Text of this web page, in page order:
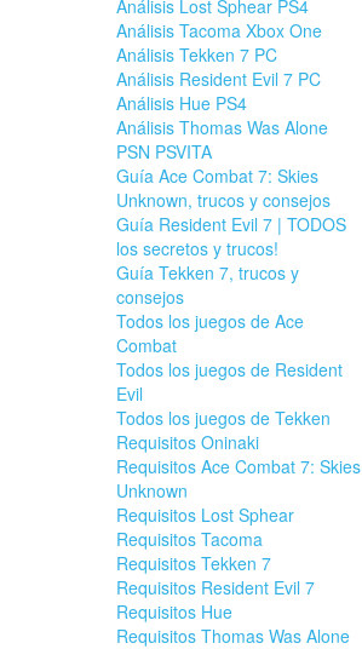
Análisis Lost Sphear PS4
Análisis Tacoma Xbox One
Análisis Tekken 7 PC
Análisis Resident Evil 7 PC
Análisis Hue PS4
Análisis Thomas Was Alone
PSN PSVITA
Guía Ace Combat 7: Skies
Unknown, trucos y consejos
Guía Resident Evil 7 | TODOS
los secretos y trucos!
Guía Tekken 7, trucos y
consejos
Todos los juegos de Ace
Combat
Todos los juegos de Resident
Evil
Todos los juegos de Tekken
Requisitos Oninaki
Requisitos Ace Combat 7: Skies
Unknown
Requisitos Lost Sphear
Requisitos Tacoma
Requisitos Tekken 7
Requisitos Resident Evil 7
Requisitos Hue
Requisitos Thomas Was Alone